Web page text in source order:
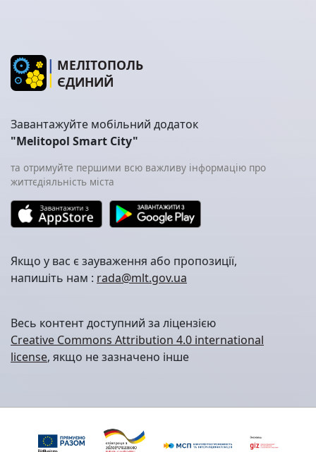
МЕЛІТОПОЛЬ
ЄДИНИЙ
Завантажуйте мобільний додаток
"Melitopol Smart City"
та отримуйте першими всю важливу інформацію про
життєдіяльність міста
Якщо у вас є зауваження або пропозиції,
напишіть нам : rada@mlt.gov.ua
Весь контент доступний за ліцензією
Creative Commons Attribution 4.0 international
license, якщо не зазначено інше